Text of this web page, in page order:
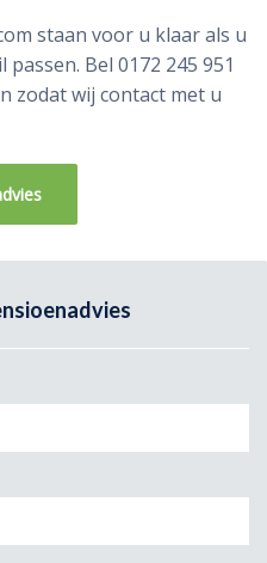
staan voor u klaar als u
Bel 0172 245 951
zodat wij contact met u